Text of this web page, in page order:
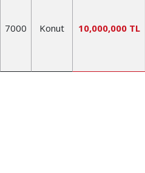
7000 Konut 10,000,000 TL